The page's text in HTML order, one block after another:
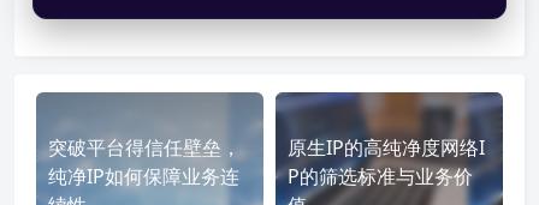
突破平台得信任壁垒，
纯净IP如何保障业务连
原生IP的高纯净度网络I
P的筛选标准与业务价